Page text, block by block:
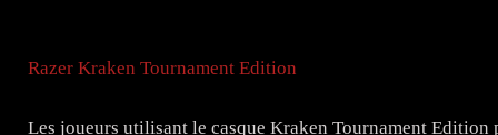
Razer Kraken Tournament Edition
Les joueurs utilisant le casque Kraken Tournament